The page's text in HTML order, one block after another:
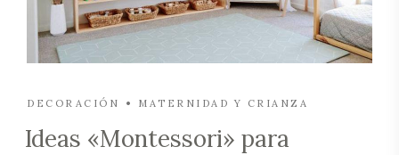
DECORACIÓN MATERNIDAD Y CRIANZA
Ideas «Montessori» para